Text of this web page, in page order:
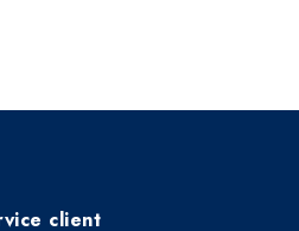
client